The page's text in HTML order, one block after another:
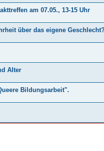
am 07.05., 13-15 Uhr
über das eigene
Alter
Bildungsarbeit".